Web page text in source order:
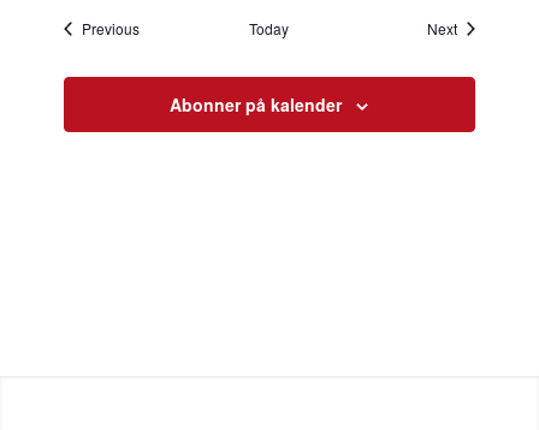
PreviousHendingar Today NextHendingar
Abonner på kalender